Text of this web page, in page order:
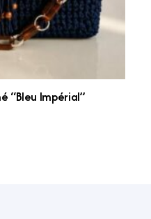
“Bleu Impérial”